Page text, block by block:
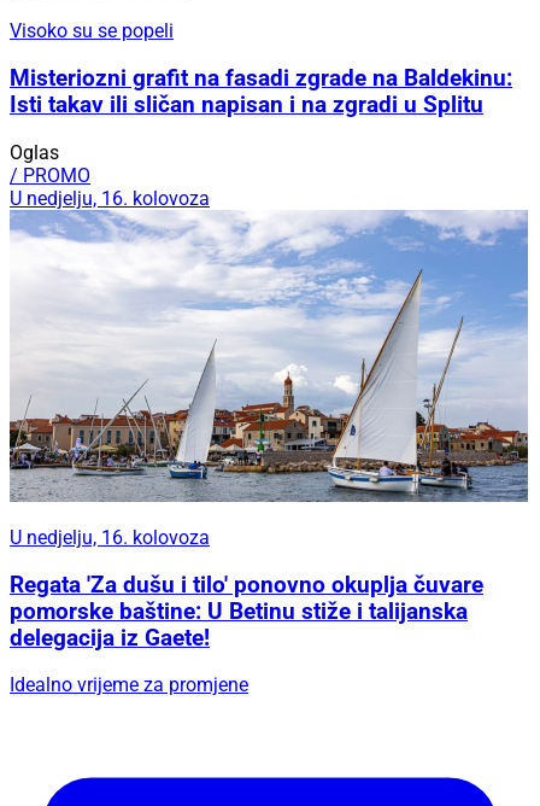
Visoko su se popeli
Misteriozni grafit na fasadi zgrade na Baldekinu:
Isti takav ili sličan napisan i na zgradi u Splitu
Oglas
/ PROMO
U nedjelju, 16. kolovoza
U nedjelju, 16. kolovoza
Regata 'Za dušu i tilo' ponovno okuplja čuvare
pomorske baštine: U Betinu stiže i talijanska
delegacija iz Gaete!
Idealno vrijeme za promjene